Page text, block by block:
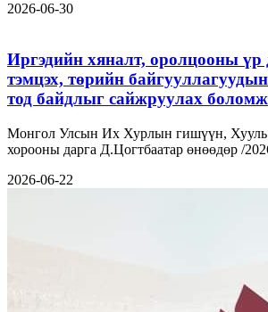
2026-06-30
Иргэдийн хяналт, оролцооны үр
тэмцэх, төрийн
тод байдлыг сайжруулах
Монгол Улсын Их Хурлын гишүүн, Хууль
хорооны дарга Д.Цогтбаатар өнөөдөр /
2026-06-22